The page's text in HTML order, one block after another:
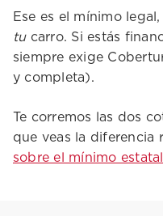
Ese es el mínimo
tucarro. Si estás
siempre exige
y completa).
Te corremos las dos
que veas la diferencia
sobre el mínimo